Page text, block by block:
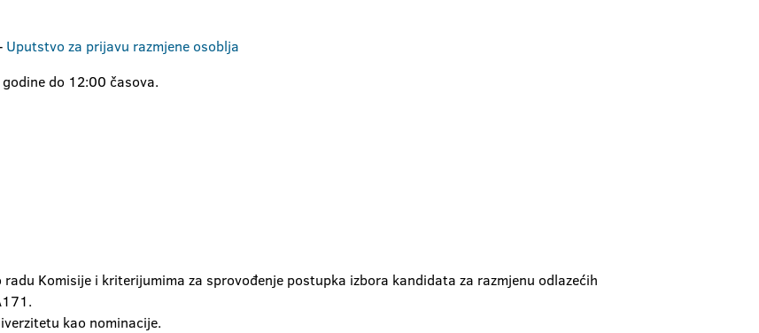
Uputstvo za prijavu razmjene osoblja
do 12:00 časova.
radu Komisije i kriterijumima za sprovođenje postupka izbora kandidata za razmjenu odlazećih
kao nominacije.